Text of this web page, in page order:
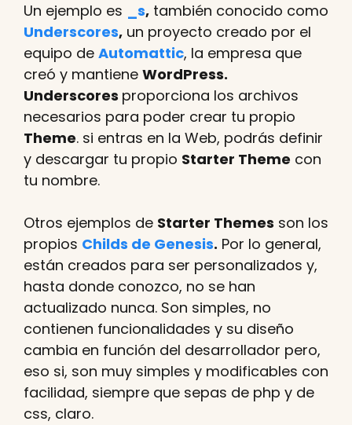
Un ejemplo es _s, también conocido como
Underscores, un proyecto creado por el
equipo de Automattic, la empresa que
creó y mantiene WordPress.
Underscores proporciona los archivos
necesarios para poder crear tu propio
Theme. si entras en la Web, podrás definir
y descargar tu propio Starter Theme con
tu nombre.
Otros ejemplos de Starter Themes son los
propios Childs de Genesis. Por lo general,
están creados para ser personalizados y,
hasta donde conozco, no se han
actualizado nunca. Son simples, no
contienen funcionalidades y su diseño
cambia en función del desarrollador pero,
eso si, son muy simples y modificables con
facilidad, siempre que sepas de php y de
css, claro.